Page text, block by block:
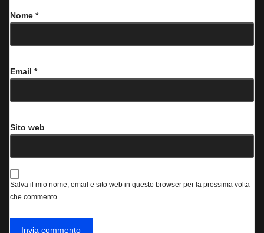
Nome *
Email *
Sito web
Salva il mio nome, email e sito web in questo browser per la prossima volta
che commento.